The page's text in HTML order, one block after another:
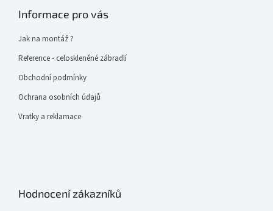
Informace pro vás
Jak na montáž ?
Reference - celoskleněné zábradlí
Obchodní podmínky
Ochrana osobních údajů
Vratky a reklamace
Hodnocení zákazníků